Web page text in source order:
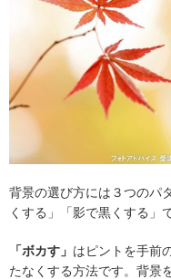
背景の選び方には３つのパ
くする」「影で黒くする」
「ボカす」 はピントを手前
たなくする方法です。背景